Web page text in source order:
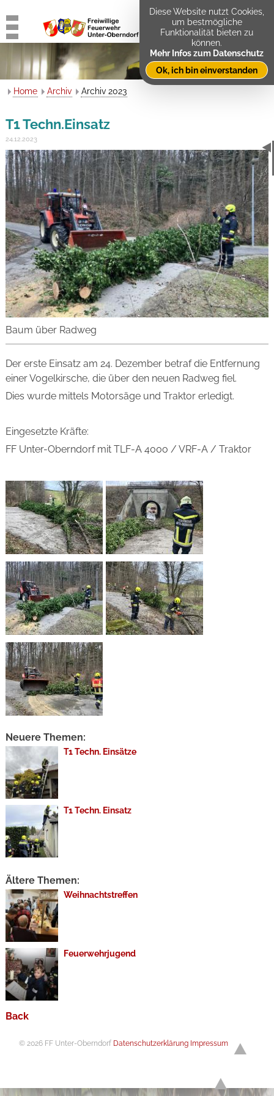
Home Archiv Archiv 2023
T1 Techn.Einsatz
24.12.2023
Baum über Radweg
Der erste Einsatz am 24. Dezember betraf die Entfernung
einer Vogelkirsche, die über den neuen Radweg fiel.
Dies wurde mittels Motorsäge und Traktor erledigt.
Eingesetzte Kräfte:
FF Unter-Oberndorf mit TLF-A 400o / VRF-A / Traktor
Neuere Themen:
T1 Techn. Einsätze
T1 Techn. Einsatz
Ältere Themen:
Weihnachtstreffen
Feuerwehrjugend
Back
© 2026 FF Unter-Oberndorf Datenschutzerklärung Impressum
Diese Website nutzt Cookies,
um bestmögliche
Funktionalität bieten zu
können.
Mehr Infos zum Datenschutz
Ok, ich bin einverstanden